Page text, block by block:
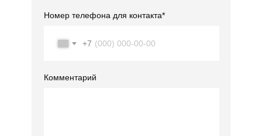
Номер телефона для контакта*
+7
Комментарий